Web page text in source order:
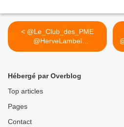
< @Le_Club_des_PME
@HerveLambel
#observatoire sur...
Hébergé par Overblog
Top articles
Pages
Contact